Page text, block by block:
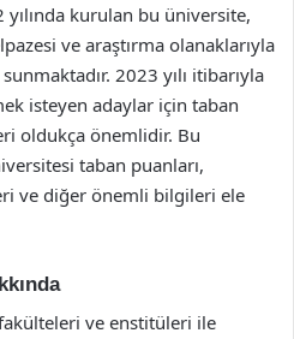
kurulan bu üniversite,
ve araştırma olanaklarıyla
2023 yılı itibarıyla
isteyen adaylar için taban
oldukça önemlidir. Bu
taban puanları,
ve diğer önemli bilgileri ele
ve enstitüleri ile